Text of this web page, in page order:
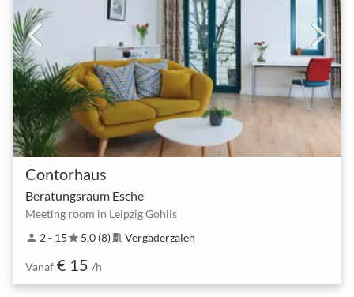
Contorhaus
Beratungsraum Esche
Meeting room in Leipzig Gohlis
person 2 - 15star5,0 (8) meeting_room Vergaderzalen
Vanaf € 15 /h